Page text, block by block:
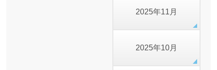
2025年11月
2025年10月